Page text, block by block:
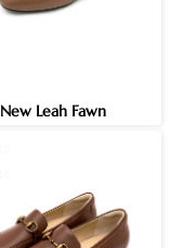
New Leah Fawn